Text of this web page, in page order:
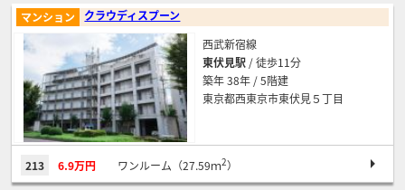
クラウディスプーン
マンション
西武新宿線
東伏見駅 / 徒歩11分
築年 38年 / 5階建
東京都西東京市東伏見５丁目
213 6.9万円 ワンルーム（27.59ｍ2）